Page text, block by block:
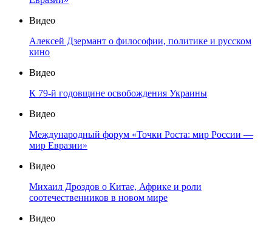
Видео
Алексей Дзермант о философии, политике и русском
кино
Видео
К 79-й годовщине освобождения Украины
Видео
Международный форум «Точки Роста: мир России —
мир Евразии»
Видео
Михаил Дроздов о Китае, Африке и роли
соотечественников в новом мире
Видео